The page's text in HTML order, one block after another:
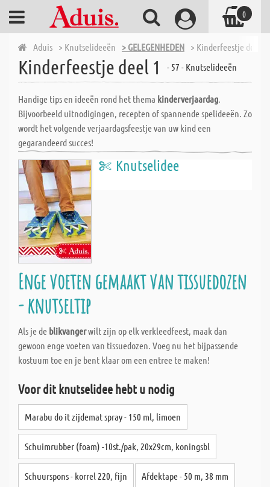
Aduis > Knutselideeën > GELEGENHEDEN > Kinderfeestje deel 1
Kinderfeestje deel 1 - 57 - Knutselideeën
Handige tips en ideeën rond het thema kinderverjaardag.
Bijvoorbeeld uitnodigingen, recepten of spannende spelideeën. Zo
wordt het volgende verjaardagsfeestje van uw kind een
gegarandeerd succes!
Knutselidee
Enge voeten gemaakt van tissuedozen
- knutseltip
Als je de blikvangerwilt zijn op elk verkleedfeest, maak dan
gewoon enge voeten van tissuedozen. Voeg nu het bijpassende
kostuum toe en je bent klaar om een entree te maken!
Voor dit knutselidee hebt u nodig
Marabu do it zijdemat spray - 150 ml, limoen
Schuimrubber (foam) -10st./pak, 20x29cm, koningsbl
Schuurspons - korrel 220, fijn Afdektape - 50 m, 38 mm
0